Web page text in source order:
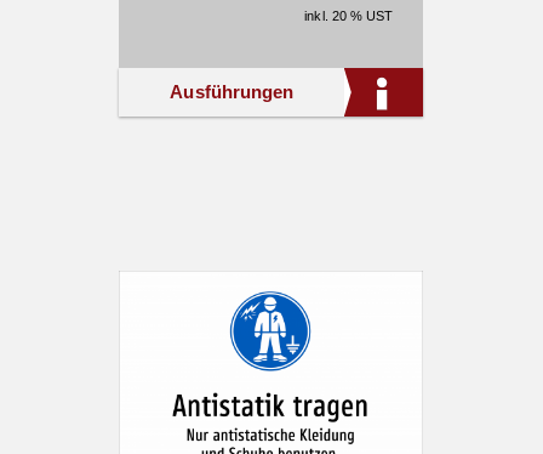
inkl. 20 % UST
Ausführungen